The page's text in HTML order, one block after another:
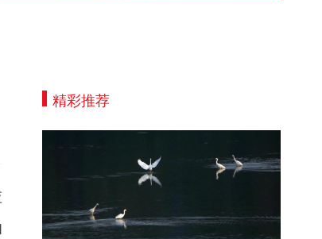
精彩推荐